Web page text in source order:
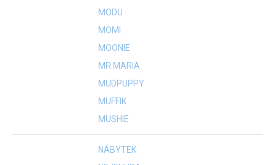
MODU
MOMI
MOONIE
MR MARIA
MUDPUPPY
MUFFIK
MUSHIE
NÁBYTEK